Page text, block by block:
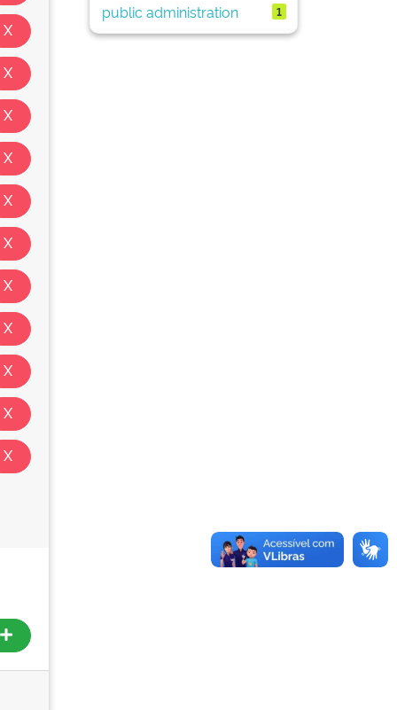
public administration
1